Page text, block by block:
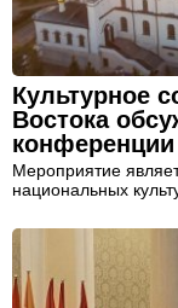
Культурное
Востока
конференции
Мероприятие
национальных